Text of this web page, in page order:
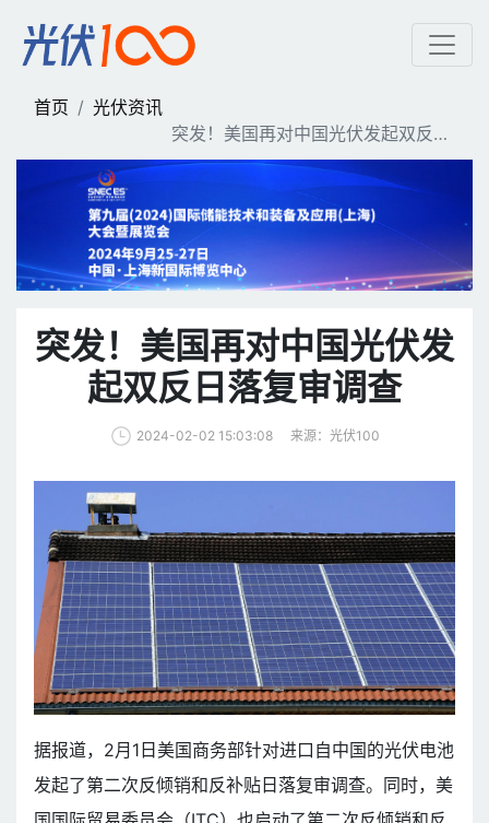
突发！美国再对中国光
首页
光伏资讯
突发！美国再对中国光伏发起双反日
落复审调查
突发！美国再对中国光伏发
起双反日落复审调查
2024-02-02 15:03:08 来源：光伏100
据报道，2月1日美国商务部针对进口自中国的光伏电池
发起了第二次反倾销和反补贴日落复审调查。同时，美